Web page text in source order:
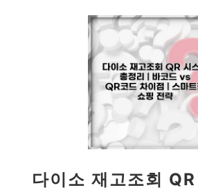
다이소 재고조회